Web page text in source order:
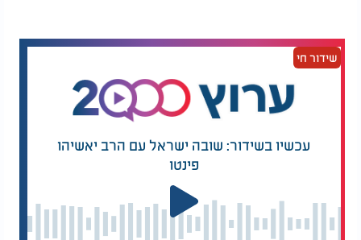
פינחס דולינסקי - "צמאה לך נפשי"
שידור חי
עכשיו בשידור: שובה ישראל עם הרב יאשיהו
פינטו